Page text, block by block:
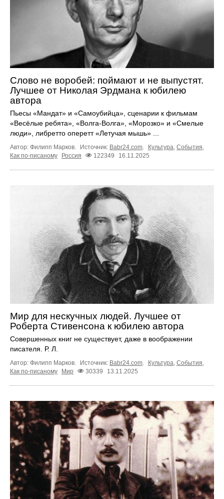
Слово не воробей: поймают и не выпустят.
Лучшее от Николая Эрдмана к юбилею
автора
Пьесы «Мандат» и «Самоубийца», сценарии к фильмам
«Весёлые ребята», «Волга‑Волга», «Морозко» и «Смелые
люди», либретто оперетт «Летучая мышь» ...
Автор: Филипп Марков. Источник: Babr24.com. Культура, События,
Как по-писаному
Россия 122349 16.11.2025
Мир для нескучных людей. Лучшее от
Роберта Стивенсона к юбилею автора
Совершенных книг не существует, даже в воображении
писателя. Р. Л.
Автор: Филипп Марков. Источник: Babr24.com Культура События
Как по-писаному
Мир 30339 13.11.2025